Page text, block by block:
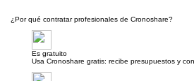
¿Por qué contratar profesionales de Cronoshare?
Es gratuito
Usa Cronoshare gratis: recibe presupuestos y